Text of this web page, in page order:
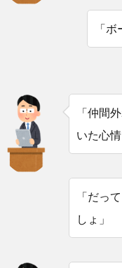
「
「仲間
いた心
「だっ
しょ」